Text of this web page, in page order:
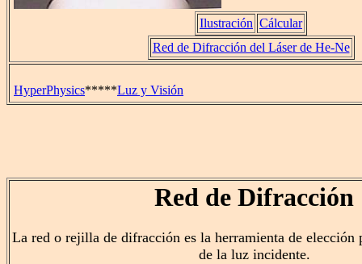
Ilustración Cálcular
Red de Difracción del Láser de He-Ne
HyperPhysics*****Luz y Visión
Red de Difracción
La red o rejilla de difracción es la herramienta de elección
de la luz incidente.